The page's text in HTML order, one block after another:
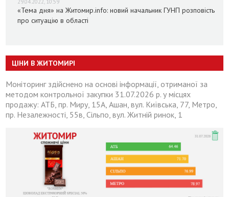
29.04.2022, 10:59
«Тема дня» на Житомир.info: новий начальник ГУНП розповість
про ситуацію в області
ЦІНИ В ЖИТОМИРІ
Моніторинг здійснено на основі інформації, отриманої за
методом контрольної закупки 31.07.2026 р. у місцях
продажу: АТБ, пр. Миру, 15А, Ашан, вул. Київська, 77, Метро,
пр. Незалежності, 55в, Сільпо, вул. Житній ринок, 1